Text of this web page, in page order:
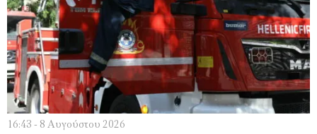
16:43 - 8 Αυγούστου 2026